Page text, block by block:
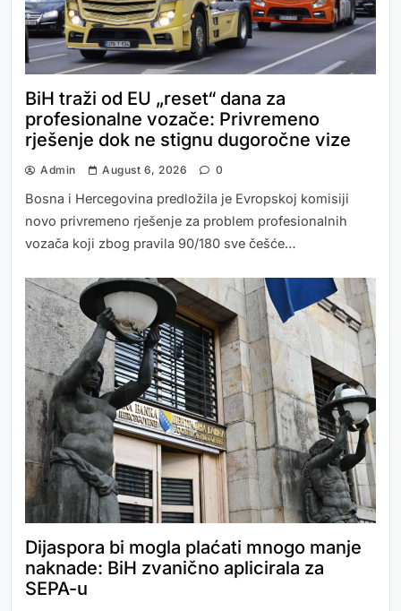
BiH traži od EU „reset“ dana za
profesionalne vozače: Privremeno
rješenje dok ne stignu dugoročne vize
Admin August 6, 2026 0
Bosna i Hercegovina predložila je Evropskoj komisiji
novo privremeno rješenje za problem profesionalnih
vozača koji zbog pravila 90/180 sve češće…
Dijaspora bi mogla plaćati mnogo manje
naknade: BiH zvanično aplicirala za
SEPA-u